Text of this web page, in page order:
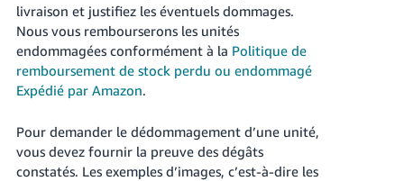
livraison et justifiez les éventuels dommages.
Nous vous rembourserons les unités
endommagées conformément à la Politique de
remboursement de stock perdu ou endommagé
Expédié par Amazon.
Pour demander le dédommagement d’une unité,
vous devez fournir la preuve des dégâts
constatés. Les exemples d’images, c’est-à-dire les